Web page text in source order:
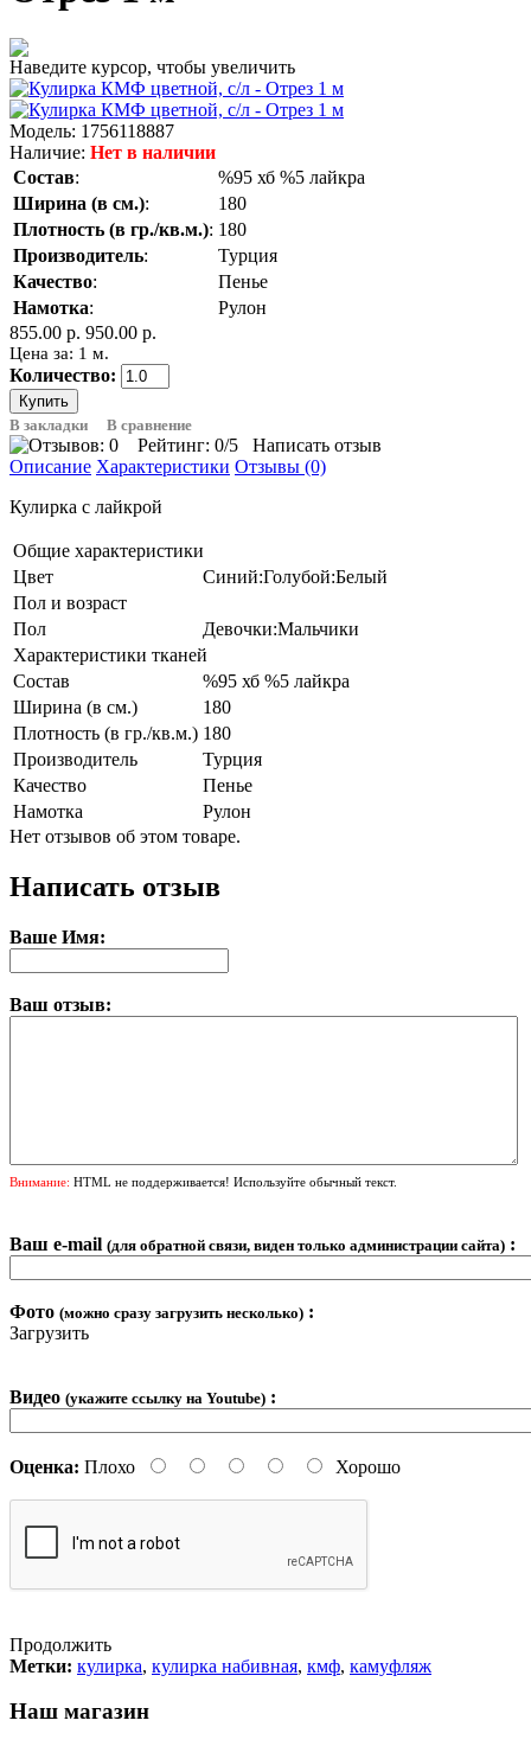
Наведите курсор, чтобы увеличить
Модель: 1756118887
Наличие: Нет в наличии
Состав:
%95 хб %5 лайкра
Ширина (в см.):
180
Плотность (в гр./кв.м.): 180
Производитель:
Турция
Качество:
Пенье
Намотка:
Рулон
855.00 р. 950.00 р.
Цена за: 1 м.
Количество:
В закладки В сравнение
Рейтинг: 0/5
Написать отзыв
Описание Характеристики Отзывы (0)
Кулирка с лайкрой
Общие характеристики
Цвет
Синий:Голубой:Белый
Пол и возраст
Пол
Девочки:Мальчики
Характеристики тканей
Состав
%95 хб %5 лайкра
Ширина (в см.)
180
Плотность (в гр./кв.м.) 180
Производитель
Турция
Качество
Пенье
Намотка
Рулон
Нет отзывов об этом товаре.
Написать отзыв
Ваше Имя:
Ваш отзыв:
Внимание: HTML не поддерживается! Используйте обычный текст.
Ваш e-mail (для обратной связи, виден только администрации сайта) :
Фото (можно сразу загрузить несколько) :
Загрузить
Видео (укажите ссылку на Youtube) :
Оценка: Плохо Хорошо
Продолжить
Метки: кулирка, кулирка набивная, кмф, камуфляж
Наш магазин